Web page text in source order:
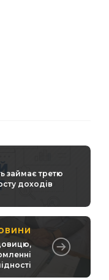
займає третю
доходів